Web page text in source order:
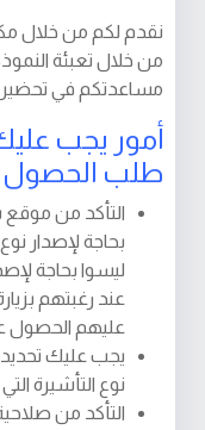
نقدم لكم من خلال
من خلال تعبئة
مساعدتكم في تحضير
أمور يجب
طلب الحصول
التأكد من موقع
بحاجة لإصدار
ليسوا بحاجة
عند رغبتهم
عليهم الحصول
يجب عليك
نوع التأشيرة